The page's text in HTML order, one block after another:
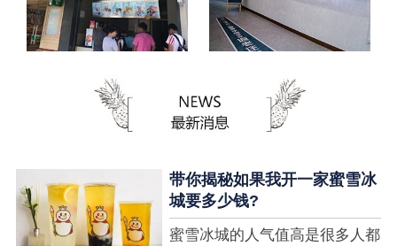
带你揭秘如果我开一家蜜雪冰
城要多少钱?
蜜雪冰城的人气值高是很多人都